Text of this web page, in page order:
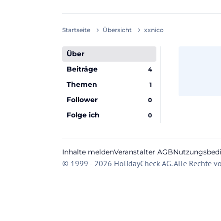
Startseite Übersicht xxnico
Über
Beiträge
4
Themen 1
Follower 0
Folge ich 0
Inhalte meldenVeranstalter AGB
© 1999 - 2026 HolidayCheck AG. Alle Rechte